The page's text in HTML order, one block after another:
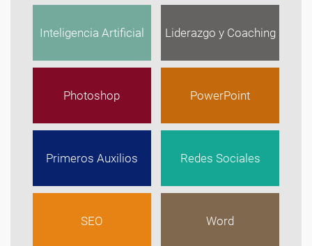
Inteligencia Artificial Liderazgo y Coaching
Photoshop PowerPoint
Primeros Auxilios Redes Sociales
SEO Word